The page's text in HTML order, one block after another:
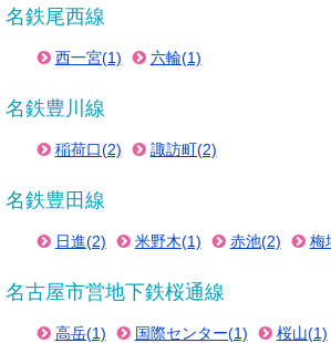
名鉄尾西線
西一宮(1) 六輪(1)
名鉄豊川線
稲荷口(2) 諏訪町(2)
名鉄豊田線
日進(2) 米野木(1) 赤池(2) 梅
名古屋市営地下鉄桜通線
高岳(1) 国際センター(1) 桜山(1)